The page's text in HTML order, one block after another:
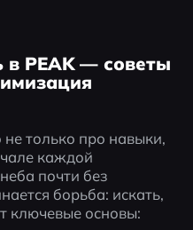
в PEAK — советы
только про навыки,
каждой
почти без
борьба: искать,
ключевые основы: